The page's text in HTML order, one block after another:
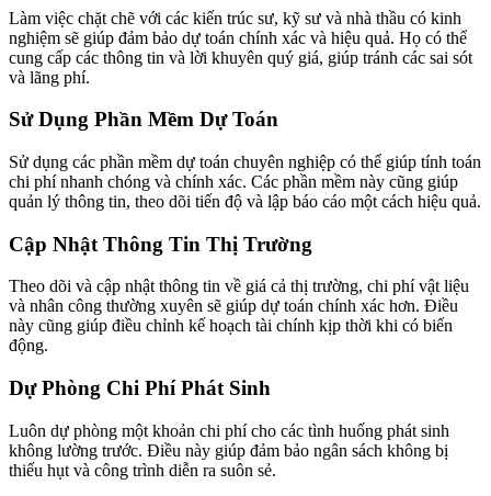
Làm việc chặt chẽ với các kiến trúc sư, kỹ sư và nhà thầu có kinh
nghiệm sẽ giúp đảm bảo dự toán chính xác và hiệu quả. Họ có thể
cung cấp các thông tin và lời khuyên quý giá, giúp tránh các sai sót
và lãng phí.
Sử Dụng Phần Mềm Dự Toán
Sử dụng các phần mềm dự toán chuyên nghiệp có thể giúp tính toán
chi phí nhanh chóng và chính xác. Các phần mềm này cũng giúp
quản lý thông tin, theo dõi tiến độ và lập báo cáo một cách hiệu quả.
Cập Nhật Thông Tin Thị Trường
Theo dõi và cập nhật thông tin về giá cả thị trường, chi phí vật liệu
và nhân công thường xuyên sẽ giúp dự toán chính xác hơn. Điều
này cũng giúp điều chỉnh kế hoạch tài chính kịp thời khi có biến
động.
Dự Phòng Chi Phí Phát Sinh
Luôn dự phòng một khoản chi phí cho các tình huống phát sinh
không lường trước. Điều này giúp đảm bảo ngân sách không bị
thiếu hụt và công trình diễn ra suôn sẻ.